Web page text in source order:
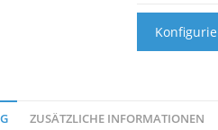
Golftrolley
Menge
ZUSÄTZLICHE INFORMATIONEN